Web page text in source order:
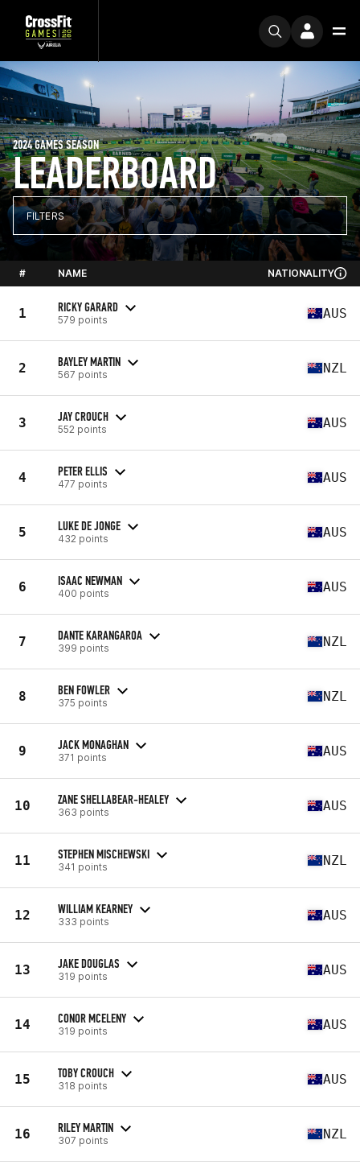
LEADERBOARD
2024 GAMES SEASON
FILTERS
# NAME NATIONALITY
1 RICKY GARARD
579 points AUS
2 BAYLEY MARTIN
567 points NZL
3 JAY CROUCH
552 points AUS
4 PETER ELLIS
477 points AUS
5 LUKE DE JONGE
432 points AUS
6 ISAAC NEWMAN
400 points AUS
7 DANTE KARANGAROA
399 points NZL
8 BEN FOWLER
375 points NZL
9 JACK MONAGHAN
371 points AUS
10 ZANE SHELLABEAR-HEALEY
363 points AUS
11 STEPHEN MISCHEWSKI
341 points NZL
12 WILLIAM KEARNEY
333 points AUS
13 JAKE DOUGLAS
319 points AUS
14 CONOR MCELENY
319 points AUS
15 TOBY CROUCH
318 points AUS
16 RILEY MARTIN
307 points NZL